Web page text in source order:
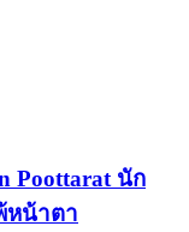
Poottarat นัก
หน้าตา